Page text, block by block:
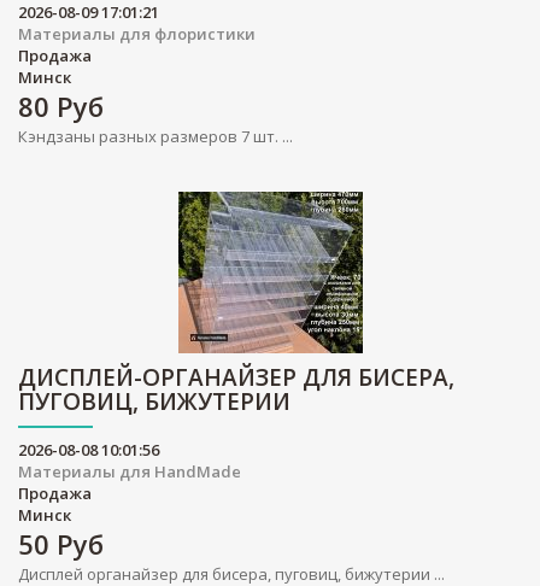
2026-08-09 17:01:21
Материалы для флористики
Продажа
Минск
80 Руб
Кэндзаны разных размеров 7 шт. ...
ДИСПЛЕЙ-ОРГАНАЙЗЕР ДЛЯ БИСЕРА,
ПУГОВИЦ, БИЖУТЕРИИ
2026-08-08 10:01:56
Материалы для HandMade
Продажа
Минск
50 Руб
Дисплей органайзер для бисера, пуговиц, бижутерии ...